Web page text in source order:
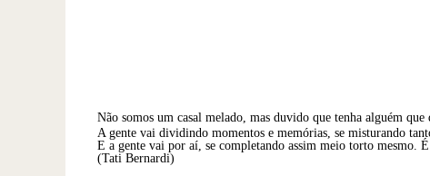
Não somos um casal melado, mas duvido que tenha alguém que
A gente vai dividindo momentos e memórias, se misturando
E a gente vai por aí, se completando assim meio torto mesmo.
(Tati Bernardi)